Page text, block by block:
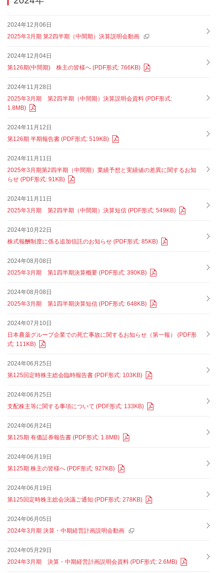
2024年12月06日
2025年3月期 第2四半期（中間期）決算説明会動画
2024年12月04日
第126期(中間期) 株主の皆様へ (PDF形式: 766KB)
2024年11月28日
2025年3月期 第2四半期（中間期）決算説明会資料 (PDF形式:
1.8MB)
2024年11月12日
第126期 半期報告書 (PDF形式: 519KB)
2024年11月11日
2025年3月期第2四半期（中間期）業績予想と実績値の差異に関するお知
らせ (PDF形式: 91KB)
2024年11月11日
2025年3月期 第2四半期（中間期）決算短信 (PDF形式: 549KB)
2024年10月22日
株式報酬制度に係る追加信託のお知らせ (PDF形式: 85KB)
2024年08月08日
2025年3月期 第1四半期決算概要 (PDF形式: 390KB)
2024年08月08日
2025年3月期 第1四半期決算短信 (PDF形式: 648KB)
2024年07月10日
日本農薬グループ企業での死亡事故に関するお知らせ（第一報） (PDF形
式: 111KB)
2024年06月25日
第125回定時株主総会臨時報告書 (PDF形式: 103KB)
2024年06月25日
支配株主等に関する事項について (PDF形式: 133KB)
2024年06月24日
第125期 有価証券報告書 (PDF形式: 1.8MB)
2024年06月19日
第125期 株主の皆様へ (PDF形式: 927KB)
2024年06月19日
第125回定時株主総会決議ご通知 (PDF形式: 278KB)
2024年06月05日
2024年3月期 決算・中期経営計画説明会動画
2024年05月29日
2024年3月期 決算・中期経営計画説明会資料 (PDF形式: 2.6MB)